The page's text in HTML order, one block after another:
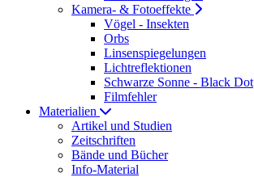
Kamera- & Fotoeffekte
Vögel - Insekten
Orbs
Linsenspiegelungen
Lichtreflektionen
Schwarze Sonne - Black Dot
Filmfehler
Materialien
Artikel und Studien
Zeitschriften
Bände und Bücher
Info-Material